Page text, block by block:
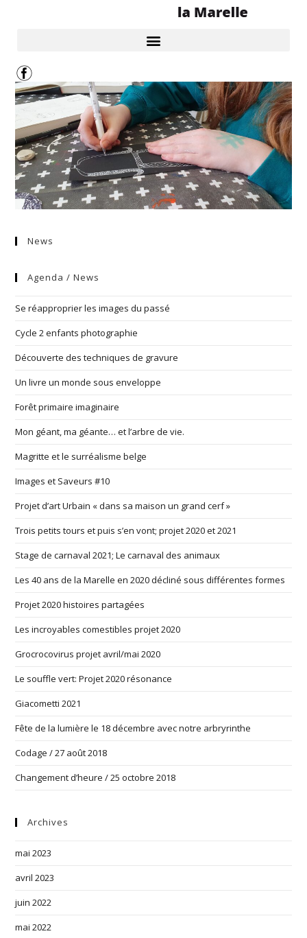
News
Agenda / News
Se réapproprier les images du passé
Cycle 2 enfants photographie
Découverte des techniques de gravure
Un livre un monde sous enveloppe
Forêt primaire imaginaire
Mon géant, ma géante… et l’arbre de vie.
Magritte et le surréalisme belge
Images et Saveurs #10
Projet d’art Urbain « dans sa maison un grand cerf »
Trois petits tours et puis s’en vont; projet 2020 et 2021
Stage de carnaval 2021; Le carnaval des animaux
Les 40 ans de la Marelle en 2020 décliné sous différentes formes
Projet 2020 histoires partagées
Les incroyables comestibles projet 2020
Grocrocovirus projet avril/mai 2020
Le souffle vert: Projet 2020 résonance
Giacometti 2021
Fête de la lumière le 18 décembre avec notre arbryrinthe
Codage / 27 août 2018
Changement d’heure / 25 octobre 2018
Archives
mai 2023
avril 2023
juin 2022
mai 2022